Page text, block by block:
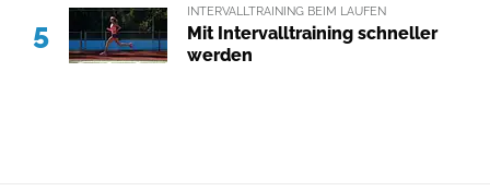
5
INTERVALLTRAINING BEIM LAUFEN
Mit Intervalltraining schneller
werden